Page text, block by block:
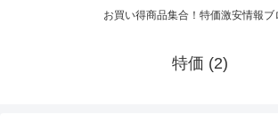
お買い得商品集合！特価激安情報ブ
特価 (2)